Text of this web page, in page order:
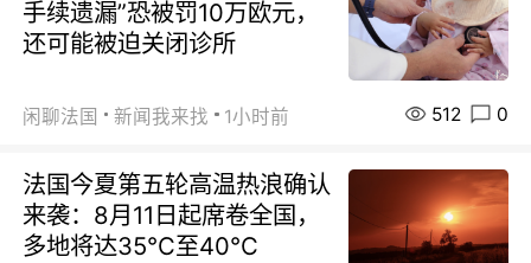
手续遗漏”恐被罚10万欧元，
还可能被迫关闭诊所
闲聊法国 新闻我来找 1小时前 512 0
法国今夏第五轮高温热浪确认
来袭：8月11日起席卷全国，
多地将达35℃至40℃